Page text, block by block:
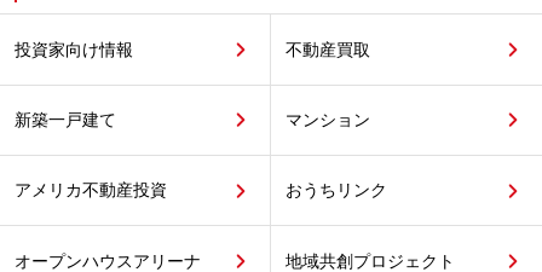
投資家向け情報 不動産買取
新築一戸建て マンション
アメリカ不動産投資 おうちリンク
オープンハウスアリーナ 地域共創プロジェクト